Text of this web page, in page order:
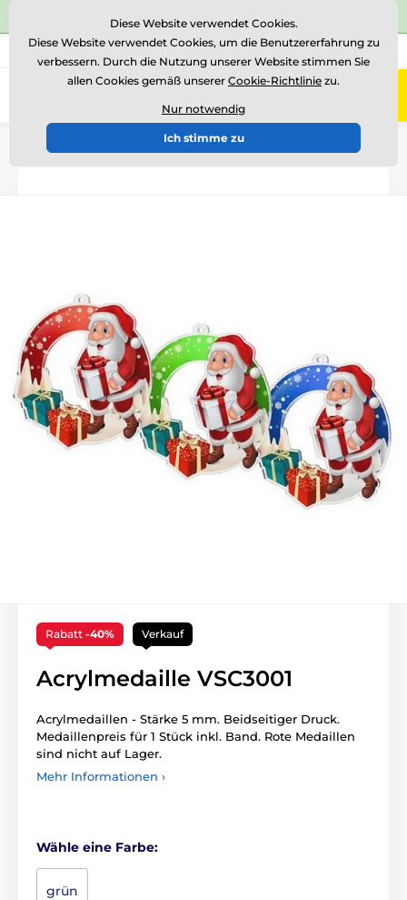
⭐Siehe 504 verifizierte Bewertungen auf
Rufen Sie uns an (Mo-Fr 15-18) +43 676 361 37 22
0
Einführung AUSVERKAUF 2023 SANTAS
Rabatt -40% Verkauf
Acrylmedaille VSC3001
Acrylmedaillen - Stärke 5 mm. Beidseitiger Druck.
Medaillenpreis für 1 Stück inkl. Band. Rote Medaillen
sind nicht auf Lager.
Mehr Informationen ›
Wähle eine Farbe:
grün
Diese Website verwendet Cookies.
Diese Website verwendet Cookies, um die Benutzererfahrung zu
verbessern. Durch die Nutzung unserer Website stimmen Sie
allen Cookies gemäß unserer Cookie-Richtlinie zu.
Nur notwendig
Ich stimme zu